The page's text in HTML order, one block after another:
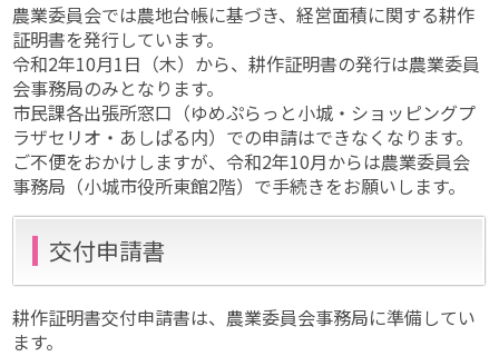
農業委員会では農地台帳に基づき、経営面積に関する耕作
証明書を発行しています。
令和2年10月1日（木）から、耕作証明書の発行は農業委員
会事務局のみとなります。
市民課各出張所窓口（ゆめぷらっと小城・ショッピングプ
ラザセリオ・あしぱる内）での申請はできなくなります。
ご不便をおかけしますが、令和2年10月からは農業委員会
事務局（小城市役所東館2階）で手続きをお願いします。
交付申請書
耕作証明書交付申請書は、農業委員会事務局に準備してい
ます。